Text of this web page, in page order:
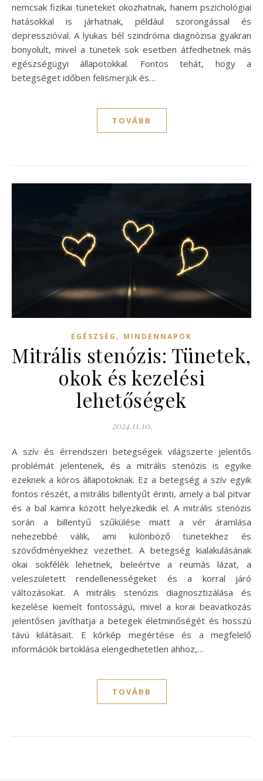
nemcsak fizikai tüneteket okozhatnak, hanem pszichológiai
hatásokkal is járhatnak, például szorongással és
depresszióval. A lyukas bél szindróma diagnózisa gyakran
bonyolult, mivel a tünetek sok esetben átfedhetnek más
egészségügyi állapotokkal. Fontos tehát, hogy a
betegséget időben felismerjük és…
TOVÁBB
EGÉSZSÉG , MINDENNAPOK
Mitrális stenózis: Tünetek,
okok és kezelési
lehetőségek
2024.11.10.
A szív és érrendszeri betegségek világszerte jelentős
problémát jelentenek, és a mitrális stenózis is egyike
ezeknek a kóros állapotoknak. Ez a betegség a szív egyik
fontos részét, a mitrális billentyűt érinti, amely a bal pitvar
és a bal kamra között helyezkedik el. A mitrális stenózis
során a billentyű szűkülése miatt a vér áramlása
nehezebbé válik, ami különböző tünetekhez és
szövődményekhez vezethet. A betegség kialakulásának
okai sokfélék lehetnek, beleértve a reumás lázat, a
veleszületett rendellenességeket és a korral járó
változásokat. A mitrális stenózis diagnosztizálása és
kezelése kiemelt fontosságú, mivel a korai beavatkozás
jelentősen javíthatja a betegek életminőségét és hosszú
távú kilátásait. E kórkép megértése és a megfelelő
információk birtoklása elengedhetetlen ahhoz,…
TOVÁBB